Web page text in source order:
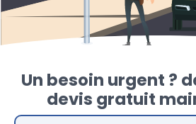
Un besoin urgent ?
devis gratuit